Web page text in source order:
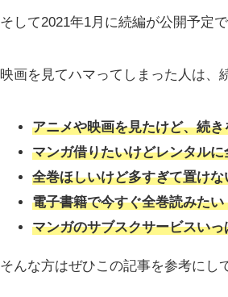
そして2021年1月に続編が公開予定で
映画を見てハマってしまった人は、
アニメや映画を見たけど、続
マンガ借りたいけどレンタルに
全巻ほしいけど多すぎて置けな
電子書籍で今すぐ全巻読みたい
マンガのサブスクサービスい
そんな方はぜひこの記事を参考にし